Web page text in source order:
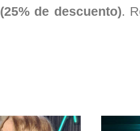
(25% de descuento).